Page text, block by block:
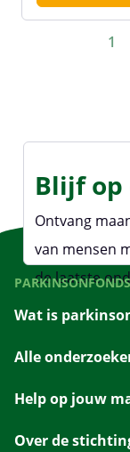
1
Blijf op
Ontvang
van mensen
de laatste
PARKINSONFONDS
Wat is
Alle
Help op jouw
Over de